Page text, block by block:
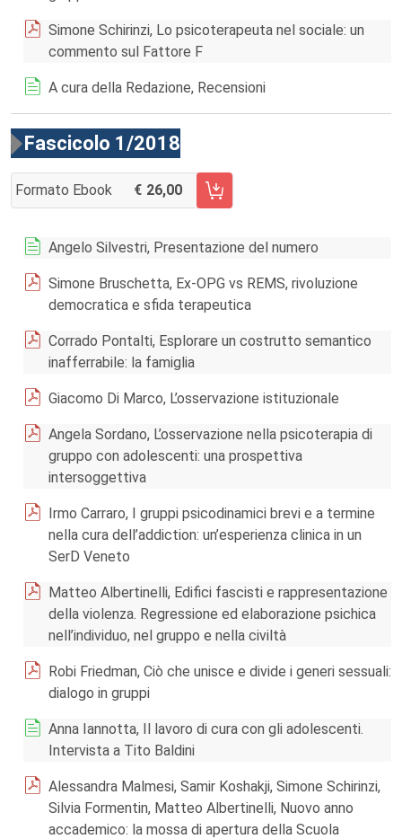
Simone Schirinzi, Lo psicoterapeuta nel sociale: un
commento sul Fattore F
A cura della Redazione, Recensioni
Fascicolo 1/2018
Formato Ebook 26,00
AGGIUNGI AL CARRELLO FASCICOLO 1/2018
Angelo Silvestri, Presentazione del numero
Simone Bruschetta, Ex-OPG vs REMS, rivoluzione
democratica e sfida terapeutica
Corrado Pontalti, Esplorare un costrutto semantico
inafferrabile: la famiglia
Giacomo Di Marco, L’osservazione istituzionale
Angela Sordano, L’osservazione nella psicoterapia di
gruppo con adolescenti: una prospettiva
intersoggettiva
Irmo Carraro, I gruppi psicodinamici brevi e a termine
nella cura dell’addiction: un’esperienza clinica in un
SerD Veneto
Matteo Albertinelli, Edifici fascisti e rappresentazione
della violenza. Regressione ed elaborazione psichica
nell’individuo, nel gruppo e nella civiltà
Robi Friedman, Ciò che unisce e divide i generi sessuali:
dialogo in gruppi
Anna Iannotta, Il lavoro di cura con gli adolescenti.
Intervista a Tito Baldini
Alessandra Malmesi, Samir Koshakji, Simone Schirinzi,
Silvia Formentin, Matteo Albertinelli, Nuovo anno
accademico: la mossa di apertura della Scuola